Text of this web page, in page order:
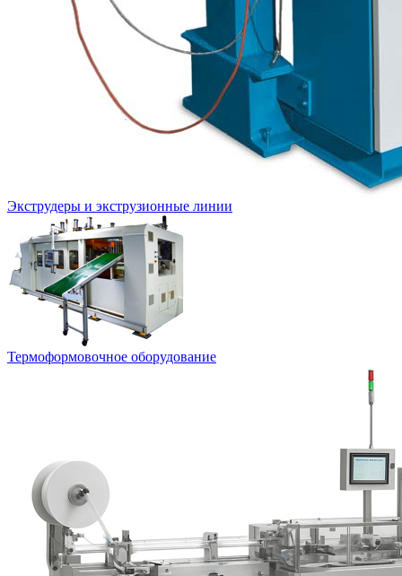
Экструдеры и экструзионные линии
Термоформовочное оборудование